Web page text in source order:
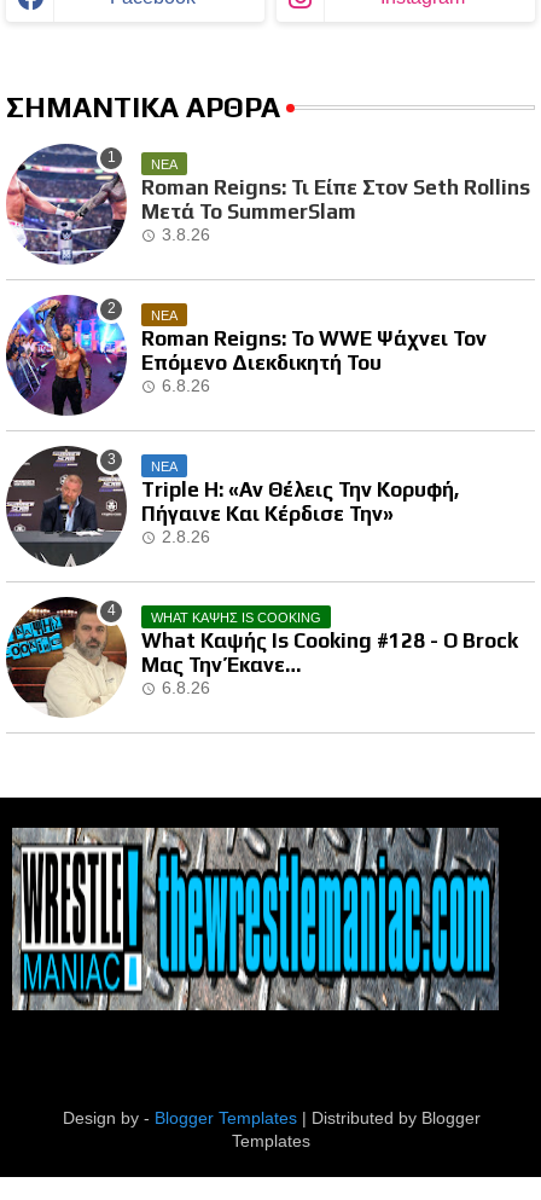
ΣΗΜΑΝΤΙΚΑ ΑΡΘΡΑ
ΝΕΑ
Roman Reigns: Τι Είπε Στον Seth Rollins
Μετά Το SummerSlam
3.8.26
ΝΕΑ
Roman Reigns: Το WWE Ψάχνει Τον
Επόμενο Διεκδικητή Του
6.8.26
ΝΕΑ
Triple H: «Αν Θέλεις Την Κορυφή,
Πήγαινε Και Κέρδισε Την»
2.8.26
WHAT ΚΑΨΗΣ IS COOKING
What Καψής Is Cooking #128 - Ο Brock
Μας Την Έκανε…
6.8.26
Design by - Blogger Templates| Distributed by Blogger
Templates